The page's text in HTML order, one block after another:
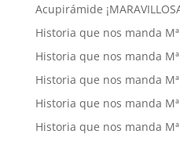
Acupirámide
Historia que nos manda
Historia que nos manda
Historia que nos manda
Historia que nos manda
Historia que nos manda